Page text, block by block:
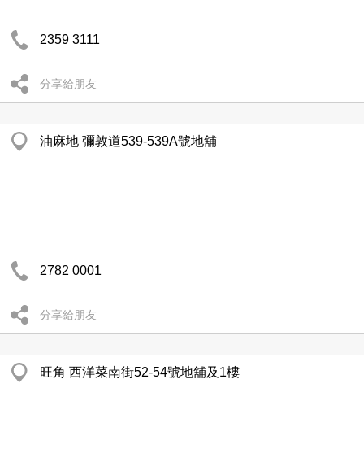
2359 3111
分享給朋友
油麻地 彌敦道539-539A號地舖
2782 0001
分享給朋友
旺角 西洋菜南街52-54號地舖及1樓